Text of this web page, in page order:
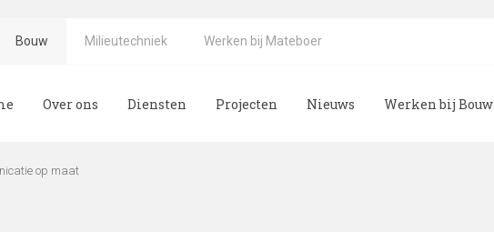
Bouw Milieutechniek Werken bij Mateboer
Over ons Diensten Projecten Nieuws Werken bij Bouw
op maat